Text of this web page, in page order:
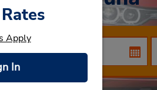
Apply
In